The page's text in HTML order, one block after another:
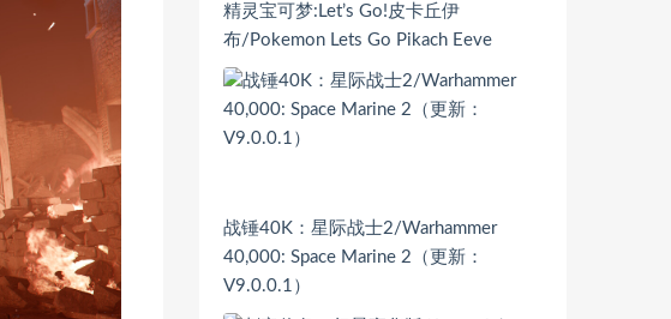
精灵宝可梦:Let’s Go!皮卡丘伊
布/Pokemon Lets Go Pikach Eeve
战锤40K：星际战士2/Warhammer
40,000: Space Marine 2（更新：
V9.0.0.1）